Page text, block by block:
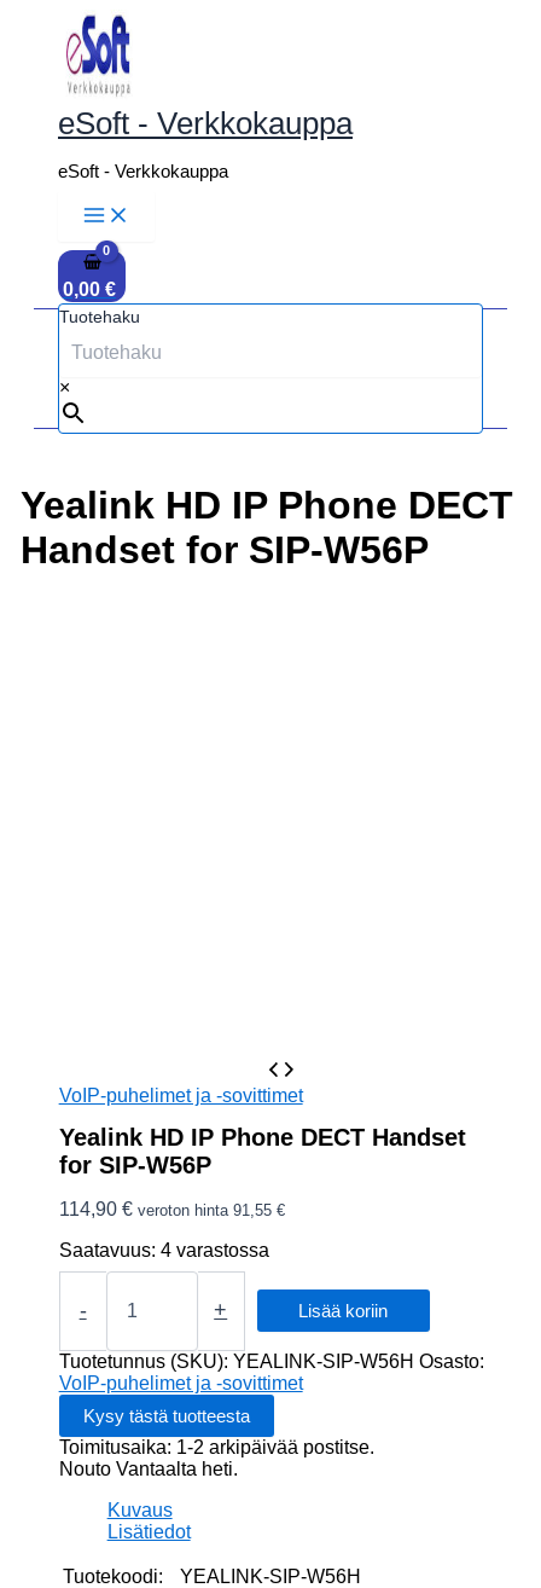
sisältöön
eSoft - Verkkokauppa
eSoft - Verkkokauppa
0,00 €
Tuotehaku
×
Yealink HD IP Phone DECT
Handset for SIP-W56P
VoIP-puhelimet ja -sovittimet
Yealink HD IP Phone DECT Handset
for SIP-W56P
114,90 € veroton hinta 91,55 €
Saatavuus: 4 varastossa
-
Yealink
Phone
DECT
Handset
SIP-
W56P
+ Lisää koriin
Tuotetunnus (SKU): YEALINK-SIP-W56H Osasto:
VoIP-puhelimet ja -sovittimet
Toimitusaika: 1-2 arkipäivää postitse.
Nouto Vantaalta heti.
Kuvaus
Lisätiedot
Tuotekoodi:
YEALINK-SIP-W56H